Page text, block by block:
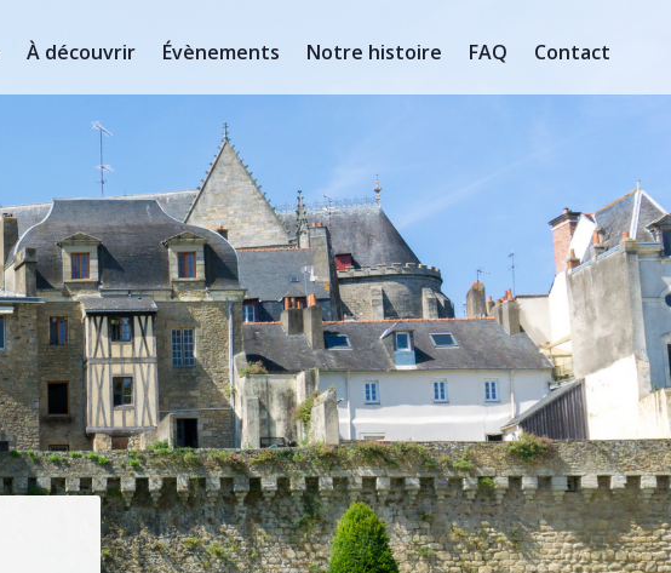
À découvrir Évènements Notre histoire FAQ Contact